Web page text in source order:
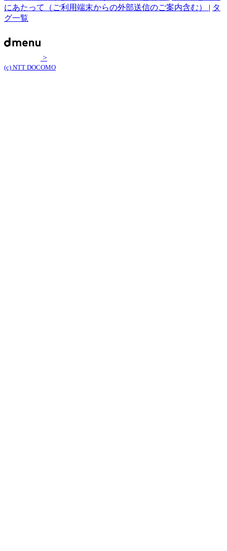
にあたって（ご利用端末からの外部送信のご案内含む） | タ
グ一覧
>
(c) NTT DOCOMO